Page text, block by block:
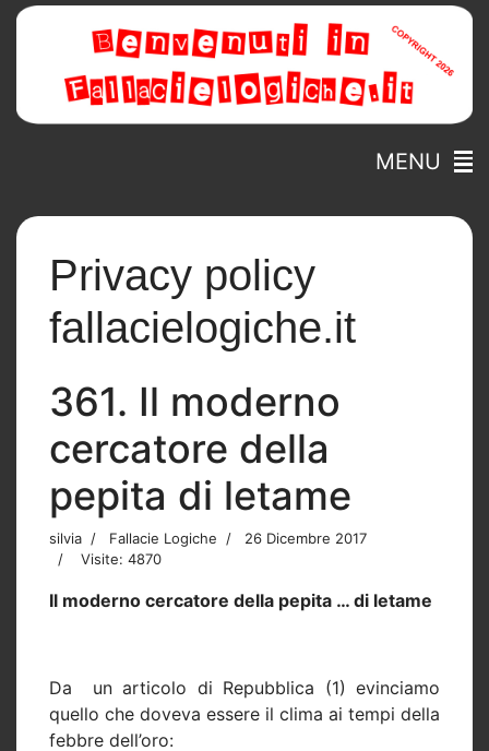
MENU
Privacy policy
fallacielogiche.it
361. Il moderno
cercatore della
pepita di letame
silvia Fallacie Logiche
26 Dicembre 2017
Visite: 4870
Il moderno cercatore della pepita … di letame
Da
un articolo di Repubblica (1) evinciamo
quello che doveva essere il clima ai tempi della
febbre dell’oro: